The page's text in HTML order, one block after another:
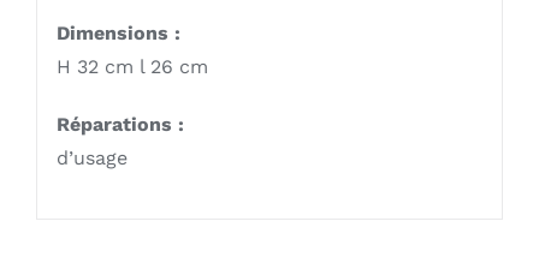
Dimensions :
H 32 cm l 26 cm
Réparations :
d’usage